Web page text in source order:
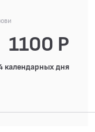
1100 Р
календарных дня